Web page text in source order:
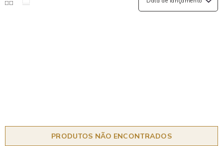
PRODUTOS NÃO ENCONTRADOS